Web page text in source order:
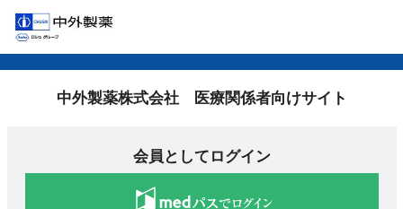
中外製薬株式会社 医療関係者向けサイト
会員としてログイン